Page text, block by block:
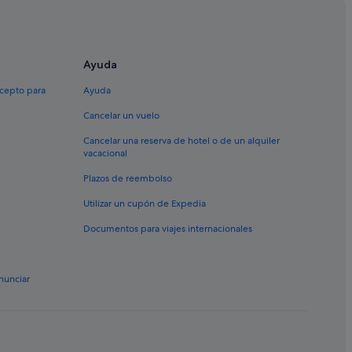
Valencia
para
Ayuda
Ayuda
Cancelar un vuelo
Cancelar una reserva de hotel o de un alquiler
vacacional
Plazos de reembolso
Utilizar un cupón de Expedia
Documentos para viajes internacionales